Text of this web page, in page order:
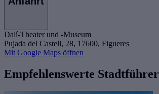
Dalí-Theater und -Museum
Pujada del Castell, 28, 17600, Figueres
Mit Google Maps öffnen
Empfehlenswerte Stadtführer